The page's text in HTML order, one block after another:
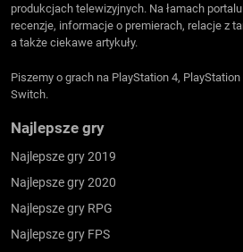
produkcjach telewizyjnych. Na łamach
recenzje, informacje o premierach, relacje z
a także ciekawe artykuły.
Piszemy o grach na PlayStation 4,
Switch.
Najlepsze gry
Najlepsze gry 2019
Najlepsze gry 2020
Najlepsze gry RPG
Najlepsze gry FPS